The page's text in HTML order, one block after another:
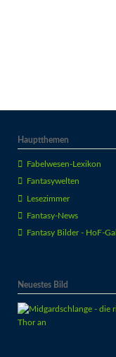
Hauptthemen
Fabelwesen-Lexikon
Fantasywelten
Lesezimmer
Fantasy-News
Fantasy Bilder - HoF-
Neuestes Bild